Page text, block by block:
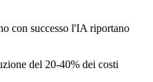
con successo l'IA riportano
del 20-40% dei costi